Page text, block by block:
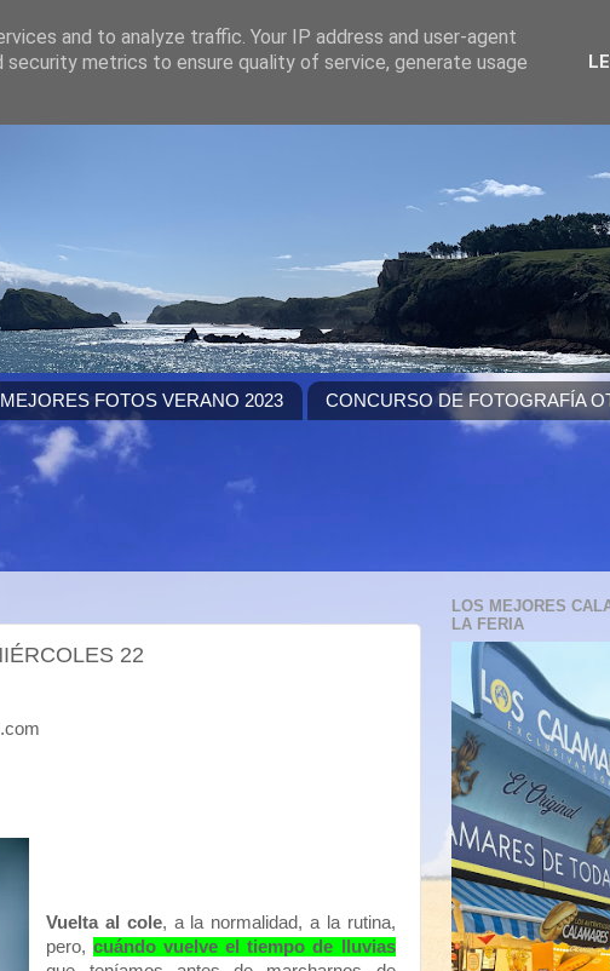
MEJORES FOTOS VERANO 2023 CONCURSO DE FOTOGRAFÍA
22
Vuelta al cole, a la normalidad, a la rutina,
pero,cuándo vuelve el tiempo de lluvias
LOS MEJORES
LA FERIA
and to analyze traffic. Your IP address and user-agent
metrics to ensure quality of service, generate usage